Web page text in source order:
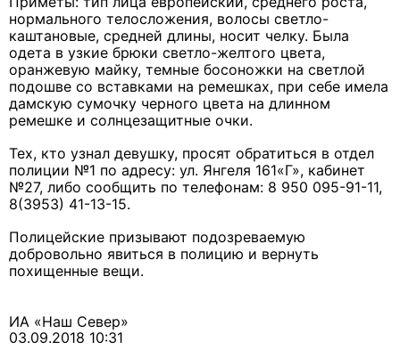
нормального телосложения, волосы светло-
каштановые, средней длины, носит челку. Была
одета в узкие брюки светло-желтого цвета,
оранжевую майку, темные босоножки на светлой
подошве со вставками на ремешках, при себе имела
дамскую сумочку черного цвета на длинном
ремешке и солнцезащитные очки.
Тех, кто узнал девушку, просят обратиться в отдел
полиции №1 по адресу: ул. Янгеля 161«Г»​, кабинет
№27, либо сообщить по телефонам: 8 950 095-91-11,
8(3953) 41-13-15.
Полицейские призывают подозреваемую
добровольно явиться в полицию и вернуть
похищенные вещи.
ИА «Наш Север»
03.09.2018 10:31